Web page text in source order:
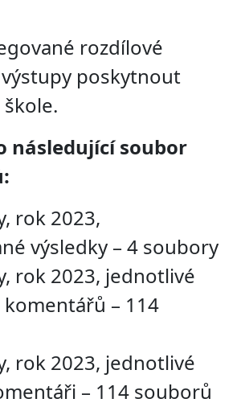
rozdílové
poskytnout
následující soubor
rok 2023,
výsledky – 4 soubory
rok 2023, jednotlivé
komentářů – 114
rok 2023, jednotlivé
– 114 souborů